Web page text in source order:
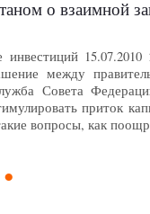
о взаимной
15.07.2010
между
Совета
приток
вопросы, как